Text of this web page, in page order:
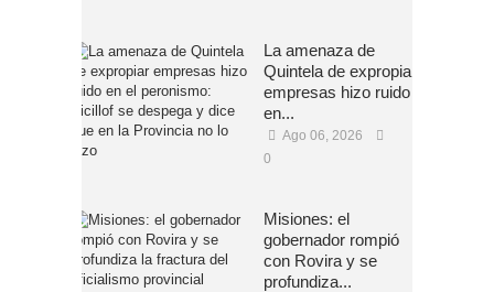
La amenaza de
Quintela de expropiar
empresas hizo ruido
en...
Ago 06, 2026
0
Misiones: el
gobernador rompió
con Rovira y se
profundiza...